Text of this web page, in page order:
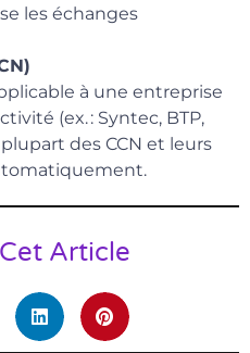
les échanges
à une entreprise
(ex. : Syntec, BTP,
des CCN et leurs
Article